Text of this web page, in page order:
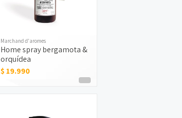
Marchand d'aromes
Home spray bergamota &
orquídea
$ 19.990